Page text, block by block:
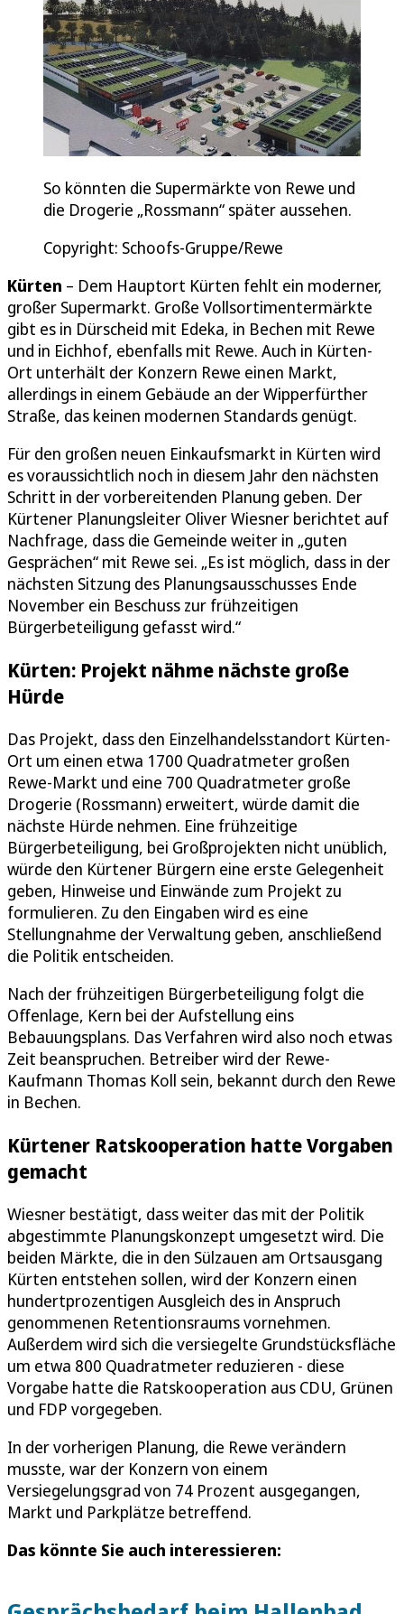
So könnten die Supermärkte von Rewe und
die Drogerie „Rossmann“ später aussehen.
Copyright: Schoofs-Gruppe/Rewe
Kürten – Dem Hauptort Kürten fehlt ein moderner,
großer Supermarkt. Große Vollsortimentermärkte
gibt es in Dürscheid mit Edeka, in Bechen mit Rewe
und in Eichhof, ebenfalls mit Rewe. Auch in Kürten-
Ort unterhält der Konzern Rewe einen Markt,
allerdings in einem Gebäude an der Wipperfürther
Straße, das keinen modernen Standards genügt.
Für den großen neuen Einkaufsmarkt in Kürten wird
es voraussichtlich noch in diesem Jahr den nächsten
Schritt in der vorbereitenden Planung geben. Der
Kürtener Planungsleiter Oliver Wiesner berichtet auf
Nachfrage, dass die Gemeinde weiter in „guten
Gesprächen“ mit Rewe sei. „Es ist möglich, dass in der
nächsten Sitzung des Planungsausschusses Ende
November ein Beschuss zur frühzeitigen
Bürgerbeteiligung gefasst wird.“
Kürten: Projekt nähme nächste große
Hürde
Das Projekt, dass den Einzelhandelsstandort Kürten-
Ort um einen etwa 1700 Quadratmeter großen
Rewe-Markt und eine 700 Quadratmeter große
Drogerie (Rossmann) erweitert, würde damit die
nächste Hürde nehmen. Eine frühzeitige
Bürgerbeteiligung, bei Großprojekten nicht unüblich,
würde den Kürtener Bürgern eine erste Gelegenheit
geben, Hinweise und Einwände zum Projekt zu
formulieren. Zu den Eingaben wird es eine
Stellungnahme der Verwaltung geben, anschließend
die Politik entscheiden.
Nach der frühzeitigen Bürgerbeteiligung folgt die
Offenlage, Kern bei der Aufstellung eins
Bebauungsplans. Das Verfahren wird also noch etwas
Zeit beanspruchen. Betreiber wird der Rewe-
Kaufmann Thomas Koll sein, bekannt durch den Rewe
in Bechen.
Kürtener Ratskooperation hatte Vorgaben
gemacht
Wiesner bestätigt, dass weiter das mit der Politik
abgestimmte Planungskonzept umgesetzt wird. Die
beiden Märkte, die in den Sülzauen am Ortsausgang
Kürten entstehen sollen, wird der Konzern einen
hundertprozentigen Ausgleich des in Anspruch
genommenen Retentionsraums vornehmen.
Außerdem wird sich die versiegelte Grundstücksfläche
um etwa 800 Quadratmeter reduzieren - diese
Vorgabe hatte die Ratskooperation aus CDU, Grünen
und FDP vorgegeben.
In der vorherigen Planung, die Rewe verändern
musste, war der Konzern von einem
Versiegelungsgrad von 74 Prozent ausgegangen,
Markt und Parkplätze betreffend.
Das könnte Sie auch interessieren: